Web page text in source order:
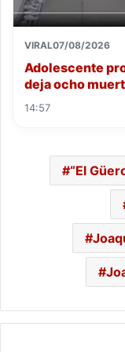
VIRAL07/08/2026
Adolescente
deja ocho
14:57
“El